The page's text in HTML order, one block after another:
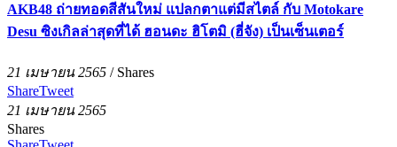
AKB48 ถ่ายทอดสีสันใหม่ แปลกตาแต่มีสไตล์ กับ Motokare
Desu ซิงเกิลล่าสุดที่ได้ ฮอนดะ ฮิโตมิ (ฮี่จัง) เป็นเซ็นเตอร์
21 เมษายน 2565 / Shares
ShareTweet
21 เมษายน 2565
Shares